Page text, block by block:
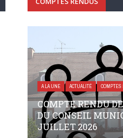
A LA UNE ACTUALITÉ COMPTES
COMPTE RENDU
DU CONSEIL
JUILLET 2026